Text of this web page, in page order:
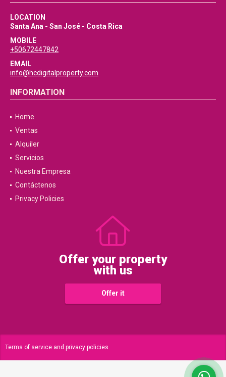
LOCATION
Santa Ana - San José - Costa Rica
MOBILE
+50672447842
EMAIL
info@hcdigitalproperty.com
INFORMATION
Home
Ventas
Alquiler
Servicios
Nuestra Empresa
Contáctenos
Privacy Policies
Offer your property
with us
Offer it
Terms of service and privacy policies